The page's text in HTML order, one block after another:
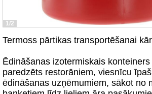
1/2
Termoss pārtikas transportēšanai
Ēdināšanas izotermiskais
paredzēts restorāniem, viesnīcu
ēdināšanas uzņēmumiem, sākot no